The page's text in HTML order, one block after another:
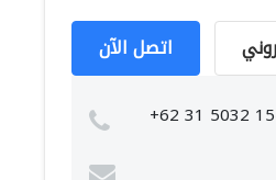
اتصل الآن
+62 31 5032